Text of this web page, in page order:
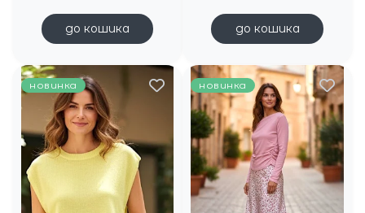
до кошика до кошика
новинка новинка